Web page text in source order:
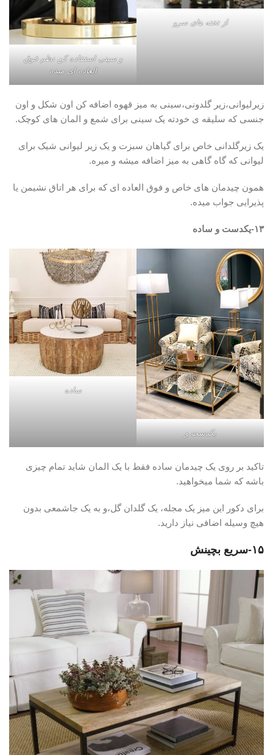
از تخته های سرو
و سینی استفاده کن نظم فوق
العاده ای میده
زیرلیوانی،زیر گلدونی،سینی به میز قهوه اضافه کن اون شکل و اون
جنسی که سلیقه ی خودته یک سینی برای شمع و المان های کوچک.
یک زیرگلدانی خاص برای گیاهان سبزت و یک زیر لیوانی شیک برای
لیوانی که گاه گاهی به میز اضافه میشه و میره.
همون چیدمان های خاص و فوق العاده ای که برای هر اتاق نشیمن یا
پذیرایی جواب میده.
۱۳-یکدست و ساده
یکدست و
ساده
تاکید بر روی یک چیدمان ساده فقط با یک المان شاید تمام چیزی
باشه که شما میخواهید.
برای دکور این میز یک مجله، یک گلدان گل،و به یک جاشمعی بدون
هیچ وسیله اضافی نیاز دارید.
۱۵-سریع بچینش